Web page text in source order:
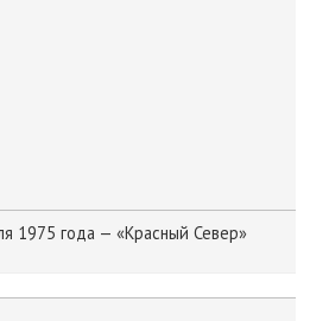
1975 года — «Красный Север»